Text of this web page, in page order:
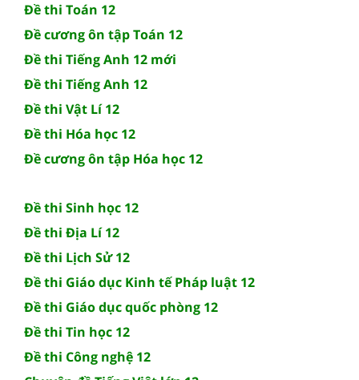
Đề thi Toán 12
Đề cương ôn tập Toán 12
Đề thi Tiếng Anh 12 mới
Đề thi Tiếng Anh 12
Đề thi Vật Lí 12
Đề thi Hóa học 12
Đề cương ôn tập Hóa học 12
Đề thi Sinh học 12
Đề thi Địa Lí 12
Đề thi Lịch Sử 12
Đề thi Giáo dục Kinh tế Pháp luật 12
Đề thi Giáo dục quốc phòng 12
Đề thi Tin học 12
Đề thi Công nghệ 12